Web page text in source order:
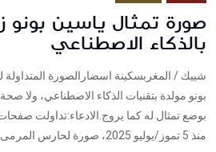
صورة تمثال ياسين بونو
بالذكاء الاصطناعي
شييك / المغربسكينة اسضارالصورة المتداولة
بونو مولدة بتقنيات الذكاء الاصطناعي، ولا
بوضع تمثال له كما يروج.الادعاء:تداولت
منذ 5 تموز/يوليو 2025، صورة لحارس المرمى المغربي ياسين...